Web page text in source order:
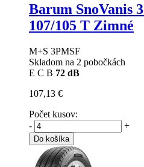
Barum SnoVanis 3
107/105 T Zimné
M+S 3PMSF
Skladom na 2 pobočkách
E C B 72 dB
107,13 €
Počet kusov:
-
+
Do košíka